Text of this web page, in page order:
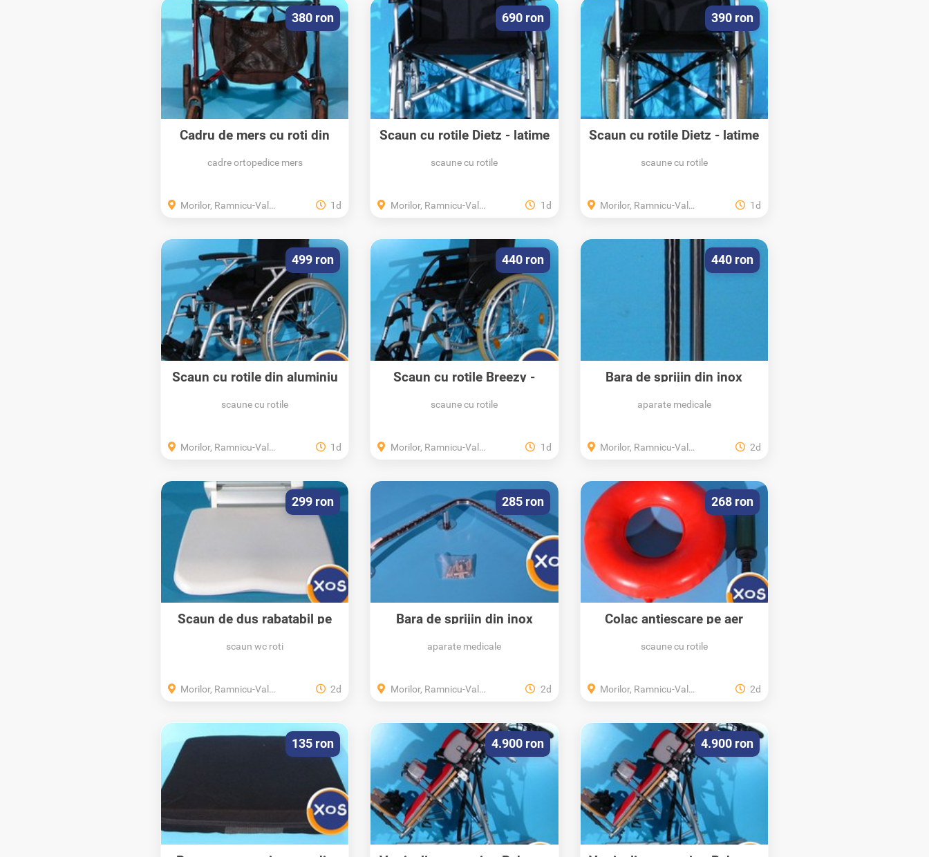
Cadru de mers cu roti din
cadre ortopedice mers
380 ron
Morilor, Ramnicu-Valcea, Valcea 1d
Scaun cu rotile Dietz - latime
scaune cu rotile
690 ron
Morilor, Ramnicu-Valcea, Valcea 1d
Scaun cu rotile Dietz - latime
scaune cu rotile
390 ron
Morilor, Ramnicu-Valcea, Valcea 1d
Scaun cu rotile din aluminiu
scaune cu rotile
499 ron
Morilor, Ramnicu-Valcea, Valcea 1d
Scaun cu rotile Breezy -
scaune cu rotile
440 ron
Morilor, Ramnicu-Valcea, Valcea 1d
Bara de sprijin din inox
aparate medicale
440 ron
Morilor, Ramnicu-Valcea, Valcea 2d
Scaun de dus rabatabil pe
scaun wc roti
299 ron
Morilor, Ramnicu-Valcea, Valcea 2d
Bara de sprijin din inox
aparate medicale
285 ron
Morilor, Ramnicu-Valcea, Valcea 2d
Colac antiescare pe aer
scaune cu rotile
268 ron
Morilor, Ramnicu-Valcea, Valcea 2d
135 ron 4.900 ron 4.900 ron